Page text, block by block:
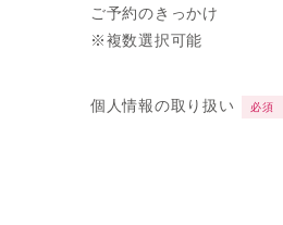
ご予約のきっかけ
※複数選択可能
個人情報の取り扱い 必須